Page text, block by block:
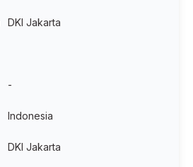
DKI Jakarta
-
Indonesia
DKI Jakarta